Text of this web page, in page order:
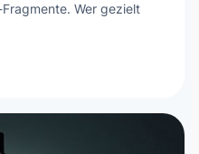
Wer gezielt